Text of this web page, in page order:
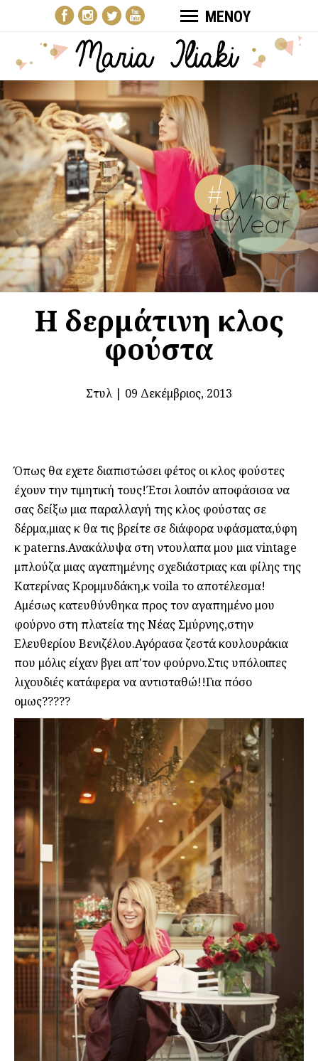
ΜΕΝΟΥ
Η δερμάτινη κλος
φούστα
Στυλ| 09 Δεκέμβριος, 2013
Όπως θα εχετε διαπιστώσει φέτος οι κλος φούστες
έχουν την τιμητική τους!Έτσι λοιπόν αποφάσισα να
σας δείξω μια παραλλαγή της κλος φούστας σε
δέρμα,μιας κ θα τις βρείτε σε διάφορα υφάσματα,ύφη
κ paterns.Ανακάλυψα στη ντουλαπα μου μια vintage
μπλούζα μιας αγαπημένης σχεδιάστριας και φίλης της
Κατερίνας Κρομμυδάκη,κ voila το αποτέλεσμα!
Αμέσως κατευθύνθηκα προς τον αγαπημένο μου
φούρνο στη πλατεία της Νέας Σμύρνης,στην
Ελευθερίου Βενιζέλου.Αγόρασα ζεστά κουλουράκια
που μόλις είχαν βγει απ'τον φούρνο.Στις υπόλοιπες
λιχουδιές κατάφερα να αντισταθώ!!Για πόσο
ομως?????